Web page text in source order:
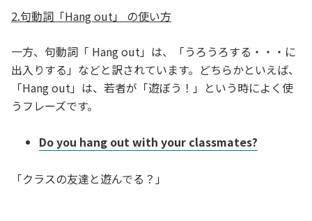
2.句動詞「Hang out」 の使い方
一方、句動詞「 Hang out」は、「うろうろする・・・に
出入りする」などと訳されています。どちらかといえば、
「Hang out」は、若者が「遊ぼう！」という時によく使
うフレーズです。
Do you hang out with your classmates?
「クラスの友達と遊んでる？」